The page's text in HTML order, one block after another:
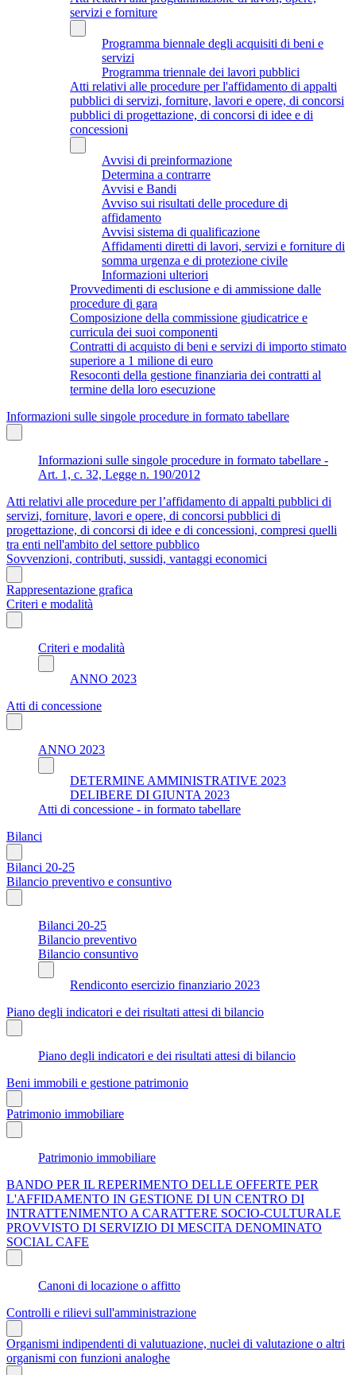
servizi e forniture
Programma biennale degli acquisiti di beni e
servizi
Programma triennale dei lavori pubblici
Atti relativi alle procedure per l'affidamento di appalti
pubblici di servizi, forniture, lavori e opere, di concorsi
pubblici di progettazione, di concorsi di idee e di
concessioni
Avvisi di preinformazione
Determina a contrarre
Avvisi e Bandi
Avviso sui risultati delle procedure di
affidamento
Avvisi sistema di qualificazione
Affidamenti diretti di lavori, servizi e forniture di
somma urgenza e di protezione civile
Informazioni ulteriori
Provvedimenti di esclusione e di ammissione dalle
procedure di gara
Composizione della commissione giudicatrice e
curricula dei suoi componenti
Contratti di acquisto di beni e servizi di importo stimato
superiore a 1 milione di euro
Resoconti della gestione finanziaria dei contratti al
termine della loro esecuzione
Informazioni sulle singole procedure in formato tabellare
Informazioni sulle singole procedure in formato tabellare -
Art. 1, c. 32, Legge n. 190/2012
Atti relativi alle procedure per l’affidamento di appalti pubblici di
servizi, forniture, lavori e opere, di concorsi pubblici di
progettazione, di concorsi di idee e di concessioni, compresi quelli
tra enti nell'ambito del settore pubblico
Sovvenzioni, contributi, sussidi, vantaggi economici
Rappresentazione grafica
Criteri e modalità
Criteri e modalità
ANNO 2023
Atti di concessione
ANNO 2023
DETERMINE AMMINISTRATIVE 2023
DELIBERE DI GIUNTA 2023
Atti di concessione - in formato tabellare
Bilanci
Bilanci 20-25
Bilancio preventivo e consuntivo
Bilanci 20-25
Bilancio preventivo
Bilancio consuntivo
Rendiconto esercizio finanziario 2023
Piano degli indicatori e dei risultati attesi di bilancio
Piano degli indicatori e dei risultati attesi di bilancio
Beni immobili e gestione patrimonio
Patrimonio immobiliare
Patrimonio immobiliare
BANDO PER IL REPERIMENTO DELLE OFFERTE PER
L'AFFIDAMENTO IN GESTIONE DI UN CENTRO DI
INTRATTENIMENTO A CARATTERE SOCIO-CULTURALE
PROVVISTO DI SERVIZIO DI MESCITA DENOMINATO
SOCIAL CAFE
Canoni di locazione o affitto
Controlli e rilievi sull'amministrazione
Organismi indipendenti di valutuazione, nuclei di valutazione o altri
organismi con funzioni analoghe